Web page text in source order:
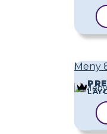
Meny